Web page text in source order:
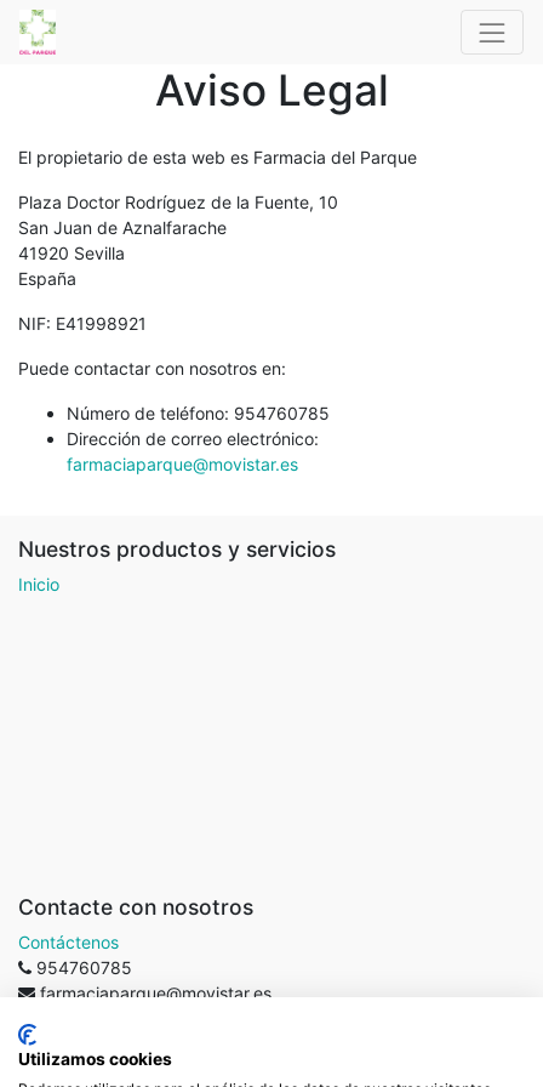
Aviso Legal
El propietario de esta web es Farmacia del Parque
Plaza Doctor Rodríguez de la Fuente, 10
San Juan de Aznalfarache
41920 Sevilla
España
NIF: E41998921
Puede contactar con nosotros en:
Número de teléfono: 954760785
Dirección de correo electrónico:
farmaciaparque@movistar.es
Nuestros productos y servicios
Inicio
Contacte con nosotros
Contáctenos
954760785
farmaciaparque@movistar.es
Farmacia del Parque
Farmacia del Parque
Utilizamos cookies